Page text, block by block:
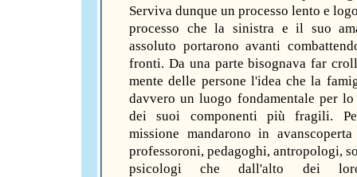
Serviva dunque un processo lento e
processo che la sinistra e il suo
assoluto portarono avanti
fronti. Da una parte bisognava far
mente delle persone l'idea che la
davvero un luogo fondamentale per
dei suoi componenti più fragili.
missione mandarono in
professoroni, pedagoghi, antropologi,
psicologi che dall'alto dei